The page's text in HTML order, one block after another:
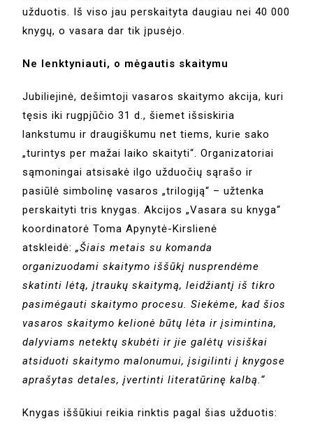
užduotis. Iš viso jau perskaityta daugiau nei 40 000
knygų, o vasara dar tik įpusėjo.
Ne lenktyniauti, o mėgautis skaitymu
Jubiliejinė, dešimtoji vasaros skaitymo akcija, kuri
tęsis iki rugpjūčio 31 d., šiemet išsiskiria
lankstumu ir draugiškumu net tiems, kurie sako
„turintys per mažai laiko skaityti“. Organizatoriai
sąmoningai atsisakė ilgo užduočių sąrašo ir
pasiūlė simbolinę vasaros „trilogiją“ – užtenka
perskaityti tris knygas. Akcijos „Vasara su knyga“
koordinatorė Toma Apynytė-Kirslienė
atskleidė:„Šiais metais su komanda
organizuodami skaitymo iššūkį nusprendėme
skatinti lėtą, įtraukų skaitymą, leidžiantį iš tikro
pasimėgauti skaitymo procesu. Siekėme, kad šios
vasaros skaitymo kelionė būtų lėta ir įsimintina,
dalyviams netektų skubėti ir jie galėtų visiškai
atsiduoti skaitymo malonumui, įsigilinti į knygose
aprašytas detales, įvertinti literatūrinę kalbą.“
Knygas iššūkiui reikia rinktis pagal šias užduotis: